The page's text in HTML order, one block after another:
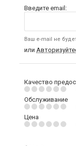
Введите email:
Ваш e-mail не
или
Качество
Обслуживание
Цена